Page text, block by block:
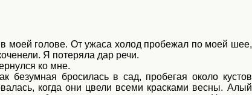
моей голове. От ужаса холод пробежал по моей шее,
Я потеряла дар речи.
ко мне.
безумная бросилась в сад, пробегая около кустов
когда они цвели всеми красками весны. Алый